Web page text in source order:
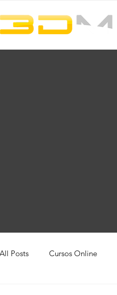
All Posts Cursos Online